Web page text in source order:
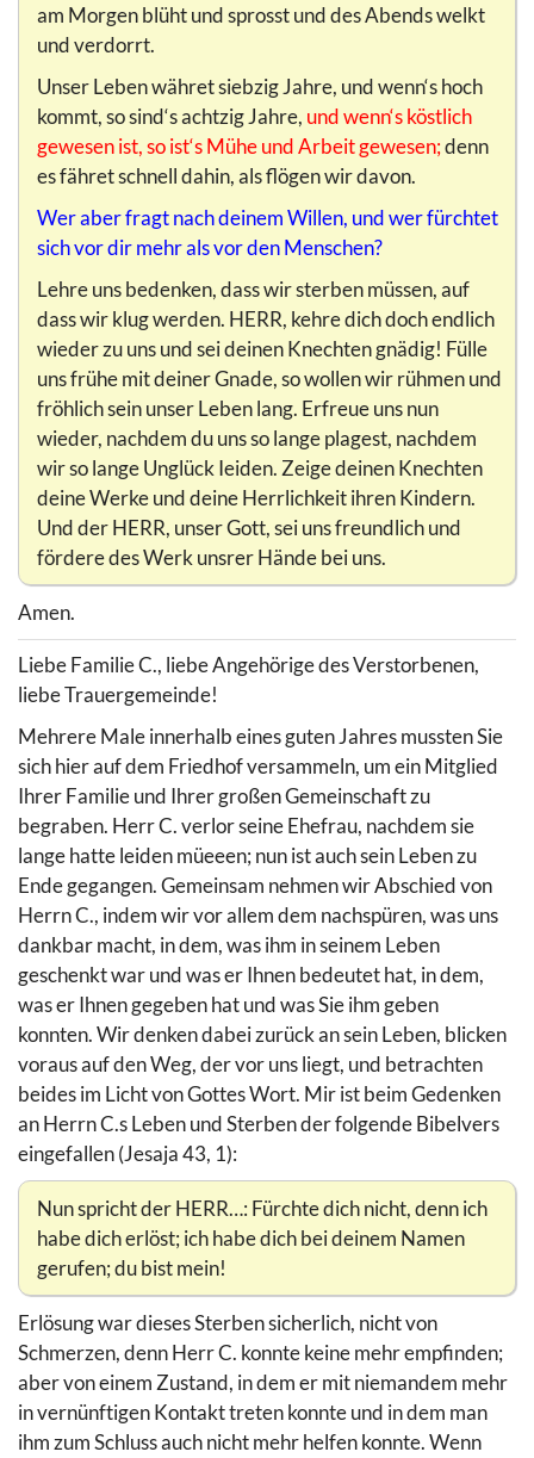
am Morgen blüht und sprosst und des Abends welkt
und verdorrt.
Unser Leben währet siebzig Jahre, und wenn‘s hoch
kommt, so sind‘s achtzig Jahre, und wenn‘s köstlich
gewesen ist, so ist‘s Mühe und Arbeit gewesen;denn
es fähret schnell dahin, als flögen wir davon.
Wer aber fragt nach deinem Willen, und wer fürchtet
sich vor dir mehr als vor den Menschen?
Lehre uns bedenken, dass wir sterben müssen, auf
dass wir klug werden. HERR, kehre dich doch endlich
wieder zu uns und sei deinen Knechten gnädig! Fülle
uns frühe mit deiner Gnade, so wollen wir rühmen und
fröhlich sein unser Leben lang. Erfreue uns nun
wieder, nachdem du uns so lange plagest, nachdem
wir so lange Unglück Ieiden. Zeige deinen Knechten
deine Werke und deine Herrlichkeit ihren Kindern.
Und der HERR, unser Gott, sei uns freundlich und
fördere des Werk unsrer Hände bei uns.
Amen.
Liebe Familie C., liebe Angehörige des Verstorbenen,
liebe Trauergemeinde!
Mehrere Male innerhalb eines guten Jahres mussten Sie
sich hier auf dem Friedhof versammeln, um ein Mitglied
Ihrer Familie und Ihrer großen Gemeinschaft zu
begraben. Herr C. verlor seine Ehefrau, nachdem sie
lange hatte leiden müeeen; nun ist auch sein Leben zu
Ende gegangen. Gemeinsam nehmen wir Abschied von
Herrn C., indem wir vor allem dem nachspüren, was uns
dankbar macht, in dem, was ihm in seinem Leben
geschenkt war und was er Ihnen bedeutet hat, in dem,
was er Ihnen gegeben hat und was Sie ihm geben
konnten. Wir denken dabei zurück an sein Leben, blicken
voraus auf den Weg, der vor uns liegt, und betrachten
beides im Licht von Gottes Wort. Mir ist beim Gedenken
an Herrn C.s Leben und Sterben der folgende Bibelvers
eingefallen (Jesaja 43, 1):
Nun spricht der HERR…: Fürchte dich nicht, denn ich
habe dich erlöst; ich habe dich bei deinem Namen
gerufen; du bist mein!
Erlösung war dieses Sterben sicherlich, nicht von
Schmerzen, denn Herr C. konnte keine mehr empfinden;
aber von einem Zustand, in dem er mit niemandem mehr
in vernünftigen Kontakt treten konnte und in dem man
ihm zum Schluss auch nicht mehr helfen konnte. Wenn